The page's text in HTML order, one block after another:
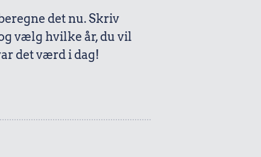
det nu. Skriv
vælg hvilke år, du vil
det værd i dag!